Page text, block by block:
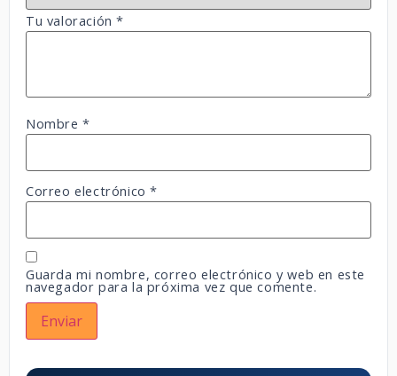
Tu valoración*
Nombre*
Correo electrónico*
Guarda mi nombre, correo electrónico y web en este
navegador para la próxima vez que comente.